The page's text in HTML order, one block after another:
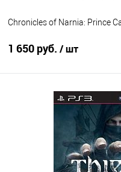
Chronicles of Narnia: Prince
1 650 руб. / шт
В
В избранное